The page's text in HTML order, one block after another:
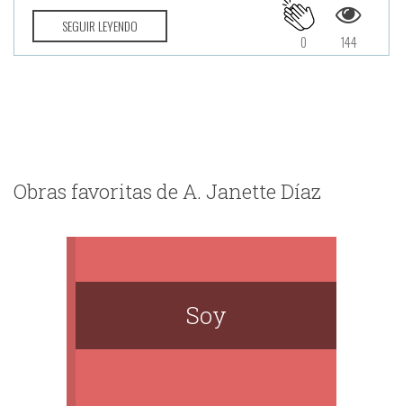
SEGUIR LEYENDO
144
0
Obras favoritas de A. Janette Díaz
Soy